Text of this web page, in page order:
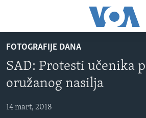
glavni
sadržaj
na
navigaciju
TV PROGRAM
VIDEO
FOTOGRAFIJE DANA
VIJESTI
FOTOGRAFIJE DANA
SAD: Protesti učenika
oružanog nasilja
14 mart, 2018